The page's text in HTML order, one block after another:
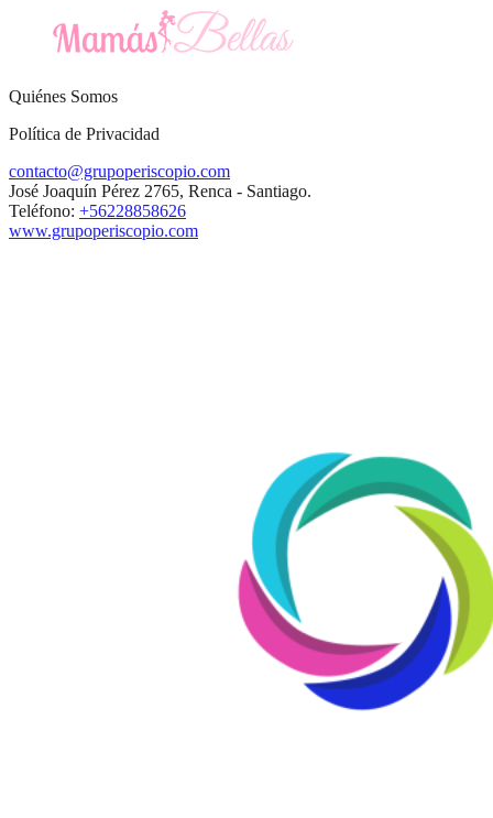
Quiénes Somos
Política de Privacidad
contacto@grupoperiscopio.com
José Joaquín Pérez 2765, Renca - Santiago.
Teléfono: +56228858626
www.grupoperiscopio.com